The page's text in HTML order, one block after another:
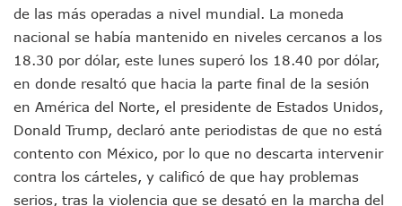
Retiran 10 Toneladas De Macroalga En Playa De
Arranca Copa México De Clavados Zapopan 2026 En El
Munguía Analiza Pedir 100 MDP De Adelanto De
Bomberas De Vallarta Asistirán A Simposio Internacional
Región Sanitaria VIII Activa Programa Para Menores Con
Asesinan A Regidora De Tecate Por Morena Y A Su
Recuperan Seis Vehículos Con Reporte De Robo Durante
SEP Asigna Escuelas Para El Ciclo 2026-2027 En Jalisco;
Tráfico Aéreo Cae En Puerto Vallarta Durante El 2026;
de las más operadas a nivel mundial. La moneda
nacional se había mantenido en niveles cercanos a los
18.30 por dólar, este lunes superó los 18.40 por dólar,
en donde resaltó que hacia la parte final de la sesión
en América del Norte, el presidente de Estados Unidos,
Donald Trump, declaró ante periodistas de que no está
contento con México, por lo que no descarta intervenir
contra los cárteles, y calificó de que hay problemas
serios, tras la violencia que se desató en la marcha del